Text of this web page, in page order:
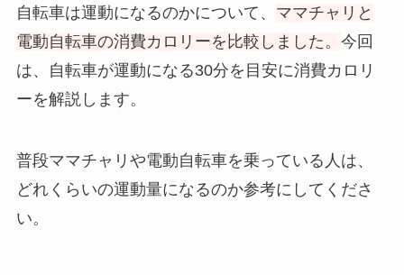
自転車は運動になるのかについて、 ママチャリと
電動自転車の消費カロリーを比較しました。 今回
は、自転車が運動になる30分を目安に消費カロリ
ーを解説します。
普段ママチャリや電動自転車を乗っている人は、
どれくらいの運動量になるのか参考にしてくださ
い。